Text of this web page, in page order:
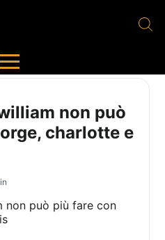
non può
charlotte e